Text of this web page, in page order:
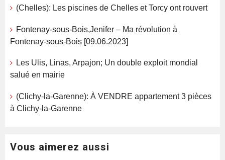
(Chelles): Les piscines de Chelles et Torcy ont rouvert
Fontenay-sous-Bois,Jenifer – Ma révolution à
Fontenay-sous-Bois [09.06.2023]
Les Ulis, Linas, Arpajon; Un double exploit mondial
salué en mairie
(Clichy-la-Garenne): À VENDRE appartement 3 pièces
à Clichy-la-Garenne
Vous aimerez aussi